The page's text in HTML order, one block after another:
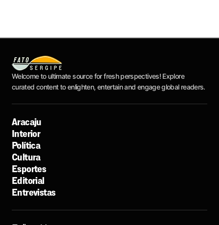
Welcome to ultimate source for fresh perspectives! Explore
curated content to enlighten, entertain and engage global readers.
Aracaju
Interior
Política
Cultura
Esportes
Editorial
Entrevistas